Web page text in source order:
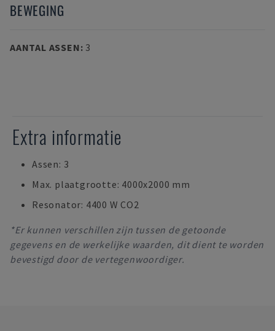
BEWEGING
AANTAL ASSEN: 3
Extra informatie
Assen: 3
Max. plaatgrootte: 4000x2000 mm
Resonator: 4400 W CO2
*Er kunnen verschillen zijn tussen de getoonde
gegevens en de werkelijke waarden, dit dient te worden
bevestigd door de vertegenwoordiger.